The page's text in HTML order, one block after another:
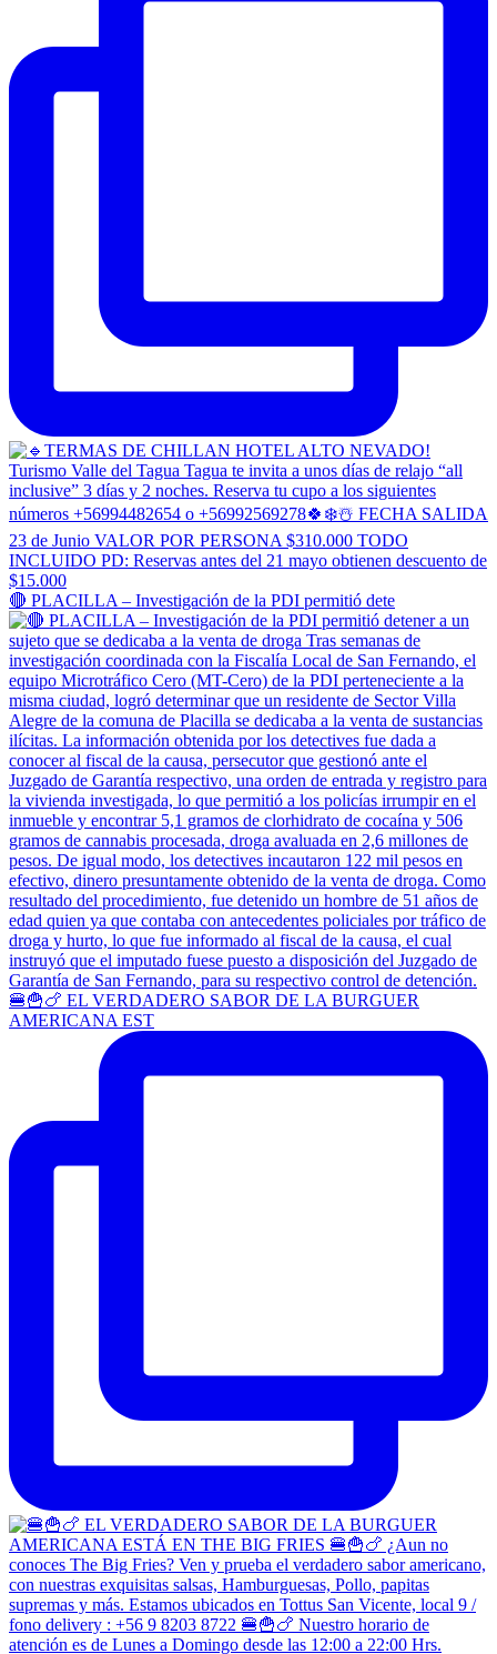
🔴 PLACILLA – Investigación de la PDI permitió dete
🍔🍟🍗 EL VERDADERO SABOR DE LA BURGUER
AMERICANA EST